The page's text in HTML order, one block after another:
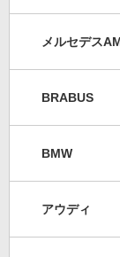
メルセデス
BRABUS
BMW
アウディ